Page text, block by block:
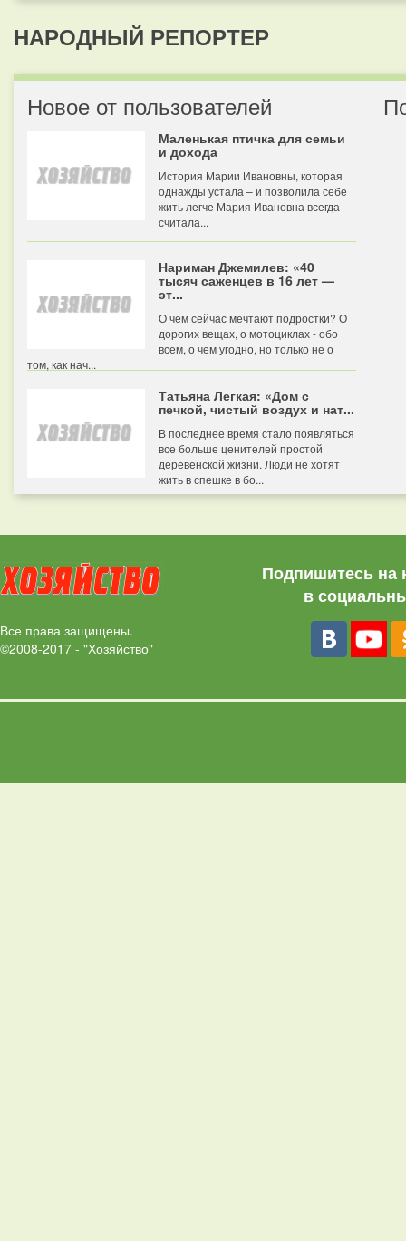
НАРОДНЫЙ РЕПОРТЕР
Новое от пользователей
Маленькая птичка для семьи
и дохода
История Марии Ивановны, которая
однажды устала – и позволила себе
жить легче Мария Ивановна всегда
считала...
Нариман Джемилев: «40
тысяч саженцев в 16 лет —
эт...
О чем сейчас мечтают подростки? О
дорогих вещах, о мотоциклах - обо
всем, о чем угодно, но только не о
том, как нач...
Татьяна Легкая: «Дом с
печкой, чистый воздух и нат...
В последнее время стало появляться
все больше ценителей простой
деревенской жизни. Люди не хотят
жить в спешке в бо...
Все права защищены.
©2008-2017 - "Хозяйство"
Подпишитесь на
в